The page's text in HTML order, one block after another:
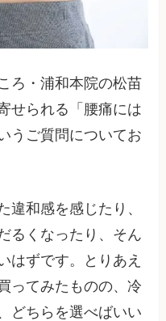
ろ・浦和本院の松苗
せられる「腰痛には
うご質問についてお
違和感を感じたり、
るくなったり、そん
はずです。とりあえ
ってみたものの、冷
どちらを選べばいい